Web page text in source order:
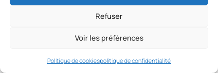
Refuser
Voir les préférences
Politique de cookiespolitique de confidentialité
Prêt à devenirdistributeur